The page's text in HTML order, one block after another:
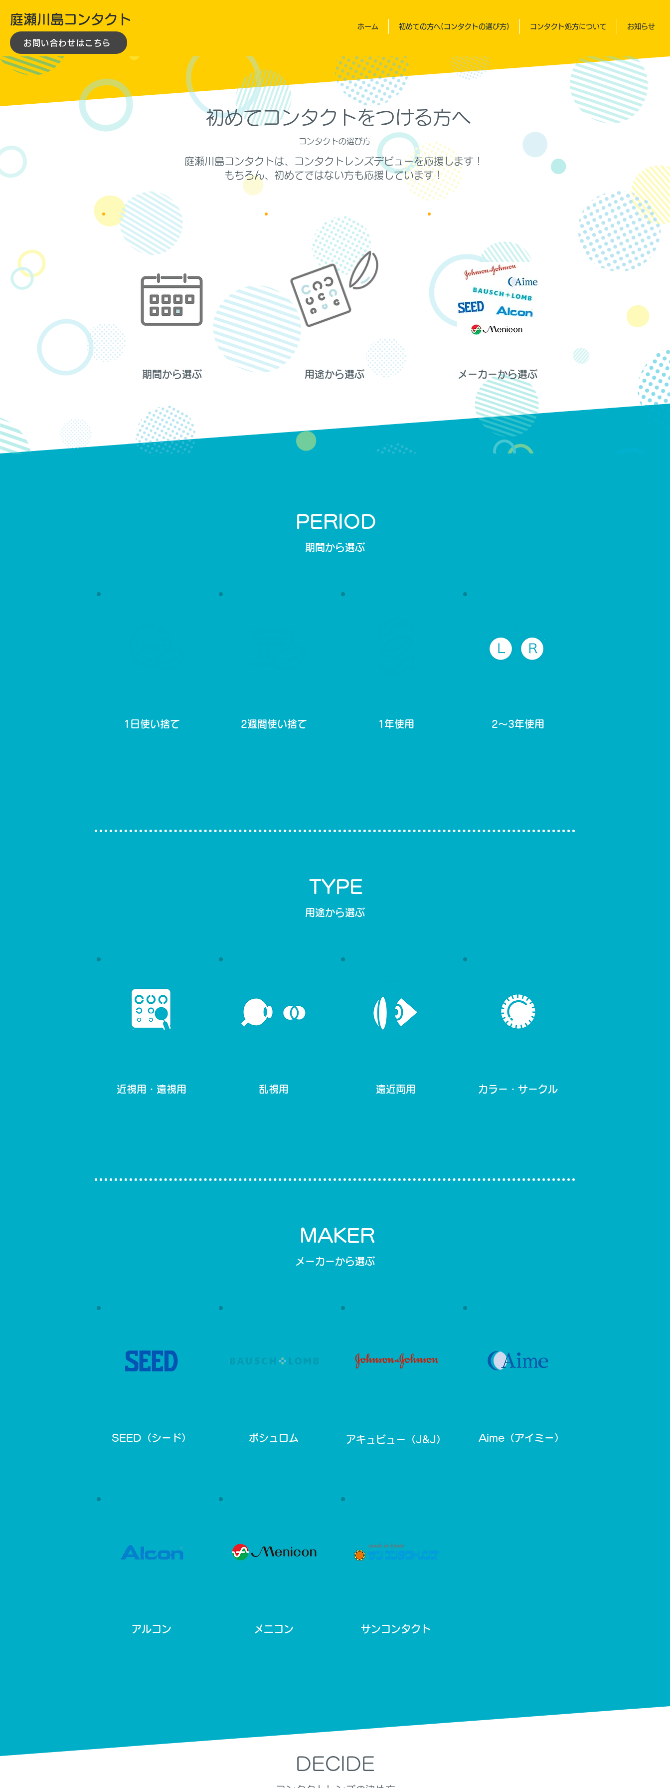
ホーム 初めての方へ(コンタクトの選び方) コンタクト処方について お知らせ
庭瀬川島コンタクト
お問い合わせはこちら
初めてコンタクトをつける方へ
コンタクトの選び方
庭瀬川島コンタクトは、コンタクトレンズデビューを応援します！
​もちろん、初めてではない方も応援しています！
期間から選ぶ 用途から選ぶ メーカーから選ぶ
PERIOD
期間から選ぶ
1日使い捨て 2週間使い捨て 1年使用 2～3年使用
TYPE
用途から選ぶ
近視用・遠視用 乱視用 遠近両用 ​カラー・サークル
MAKER
メーカーから選ぶ
SEED（シード） ボシュロム アキュビュー（J&J） Aime（​アイミー）
​アルコン メニコン サンコンタクト
DECIDE